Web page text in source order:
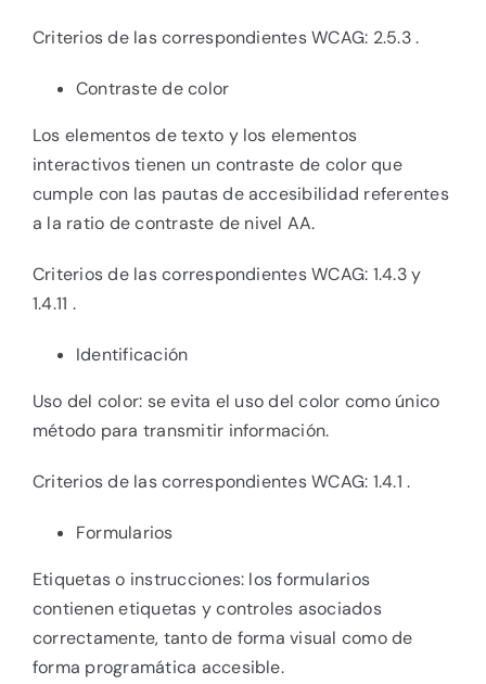
Criterios de las correspondientes WCAG: 2.5.3 .
Contraste de color
Los elementos de texto y los elementos
interactivos tienen un contraste de color que
cumple con las pautas de accesibilidad referentes
a la ratio de contraste de nivel AA.
Criterios de las correspondientes WCAG: 1.4.3 y
1.4.11 .
Identificación
Uso del color: se evita el uso del color como único
método para transmitir información.
Criterios de las correspondientes WCAG: 1.4.1 .
Formularios
Etiquetas o instrucciones: los formularios
contienen etiquetas y controles asociados
correctamente, tanto de forma visual como de
forma programática accesible.